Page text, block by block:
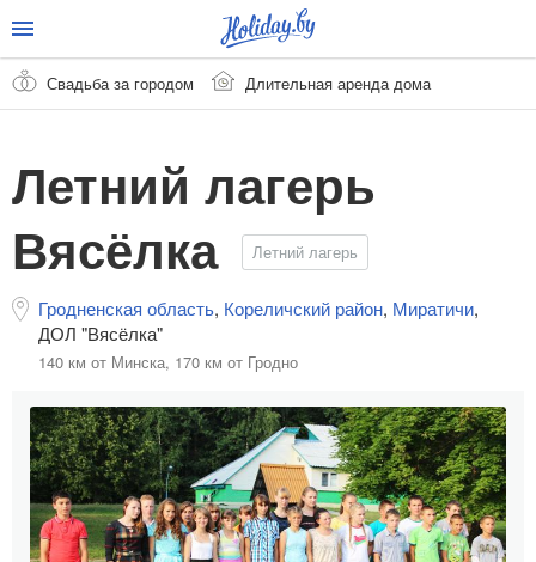
Свадьба за городом Длительная аренда дома
Летний лагерь
Вясёлка
Летний лагерь
Гродненская область, Кореличский район, Миратичи,
ДОЛ "Вясёлка"
140 км от Минска, 170 км от Гродно